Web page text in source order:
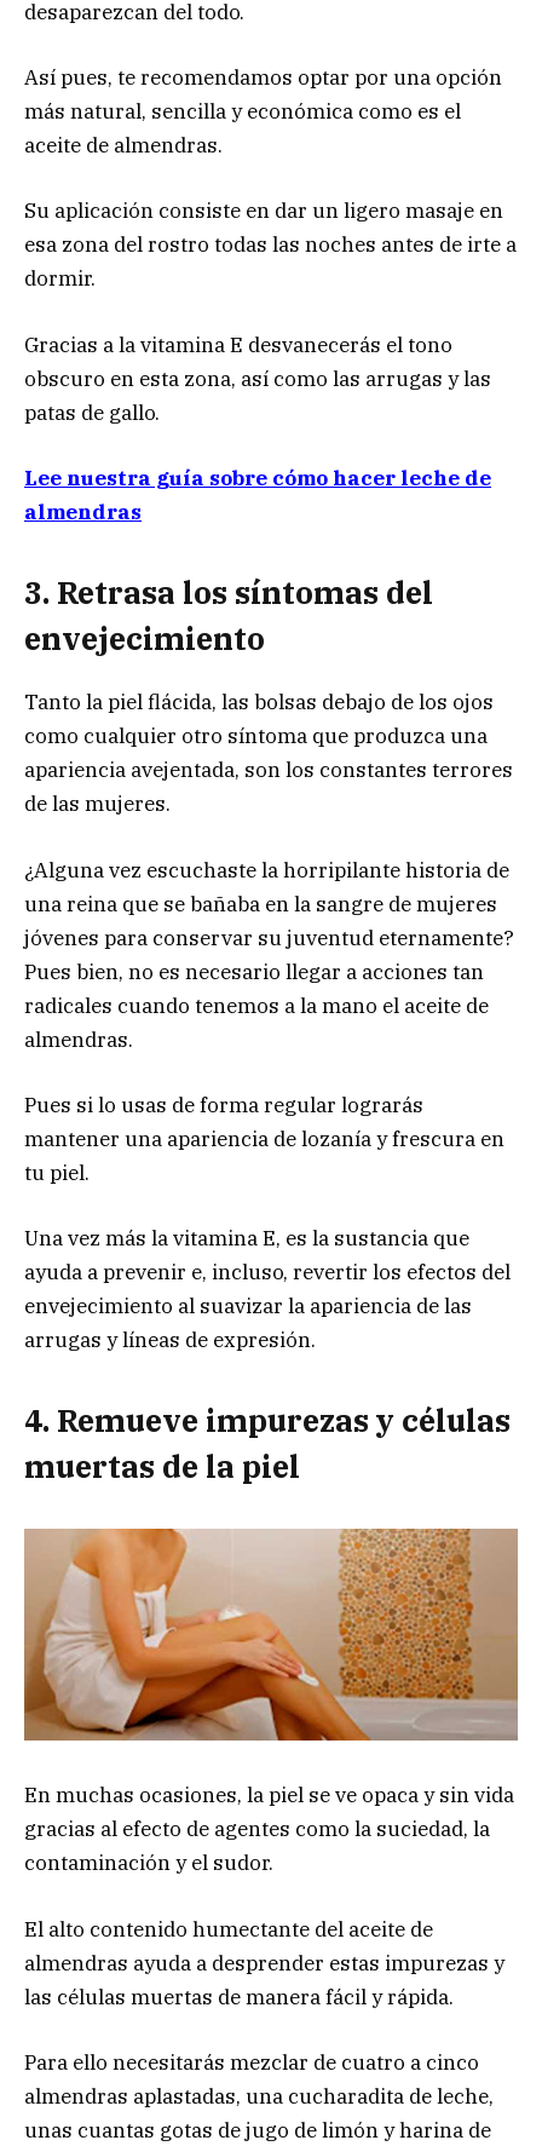
desaparezcan del todo.
Así pues, te recomendamos optar por una opción
más natural, sencilla y económica como es el
aceite de almendras.
Su aplicación consiste en dar un ligero masaje en
esa zona del rostro todas las noches antes de irte a
dormir.
Gracias a la vitamina E desvanecerás el tono
obscuro en esta zona, así como las arrugas y las
patas de gallo.
Lee nuestra guía sobre cómo hacer leche de
almendras
3. Retrasa los síntomas del
envejecimiento
Tanto la piel flácida, las bolsas debajo de los ojos
como cualquier otro síntoma que produzca una
apariencia avejentada, son los constantes terrores
de las mujeres.
¿Alguna vez escuchaste la horripilante historia de
una reina que se bañaba en la sangre de mujeres
jóvenes para conservar su juventud eternamente?
Pues bien, no es necesario llegar a acciones tan
radicales cuando tenemos a la mano el aceite de
almendras.
Pues si lo usas de forma regular lograrás
mantener una apariencia de lozanía y frescura en
tu piel.
Una vez más la vitamina E, es la sustancia que
ayuda a prevenir e, incluso, revertir los efectos del
envejecimiento al suavizar la apariencia de las
arrugas y líneas de expresión.
4. Remueve impurezas y células
muertas de la piel
En muchas ocasiones, la piel se ve opaca y sin vida
gracias al efecto de agentes como la suciedad, la
contaminación y el sudor.
El alto contenido humectante del aceite de
almendras ayuda a desprender estas impurezas y
las células muertas de manera fácil y rápida.
Para ello necesitarás mezclar de cuatro a cinco
almendras aplastadas, una cucharadita de leche,
unas cuantas gotas de jugo de limón y harina de